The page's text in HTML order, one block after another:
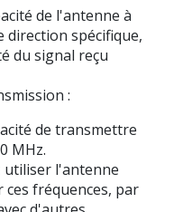
de l'antenne à
direction spécifique,
du signal reçu
:
de transmettre
MHz.
utiliser l'antenne
fréquences, par